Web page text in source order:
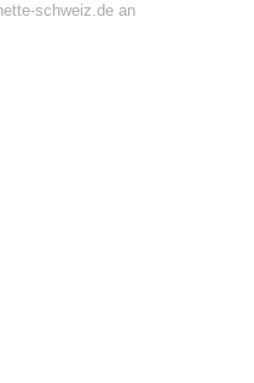
schweiz.de an